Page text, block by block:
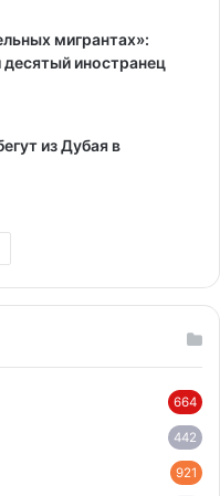
мигрантах»:
иностранец
из Дубая в
664
442
921